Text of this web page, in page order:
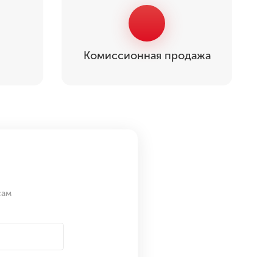
Комиссионная продажа